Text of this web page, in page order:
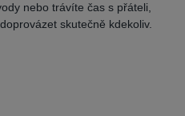
nebo trávíte čas s přáteli,
skutečně kdekoliv.